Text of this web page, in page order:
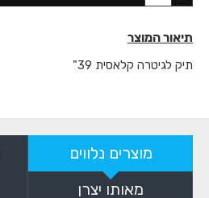
תיאור המוצר
תיק לגיטרה קלאסית 39"
מוצרים נלווים
מאותו יצרן